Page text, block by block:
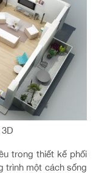
trong thiết kế phối
trình một cách sống